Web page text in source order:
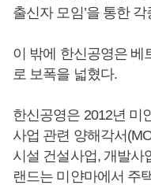
출신자 모임’을 통한
이 밖에 한신공영은 베
로 보폭을 넓혔다.
한신공영은 2012년 미
사업 관련 양해각서
시설 건설사업, 개발사
랜드는 미얀마에서 주